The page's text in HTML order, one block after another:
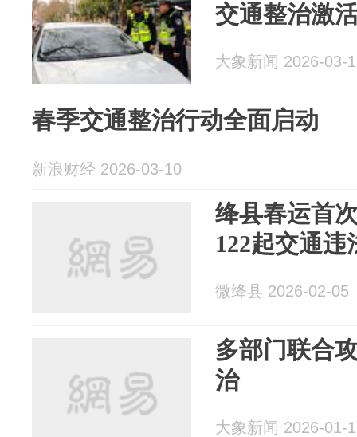
交通整治激
大象新闻 2026-03-
春季交通整治行动全面启动
新浪财经 2026-03-10
绛县春运首
122起交通违
微绛县 2026-02-05
多部门联合
治
大象新闻 2026-01-